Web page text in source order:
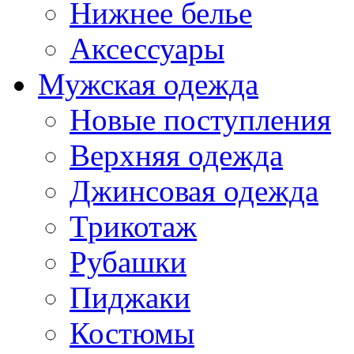
Нижнее белье
Аксессуары
Мужская одежда
Новые поступления
Верхняя одежда
Джинсовая одежда
Трикотаж
Рубашки
Пиджаки
Костюмы